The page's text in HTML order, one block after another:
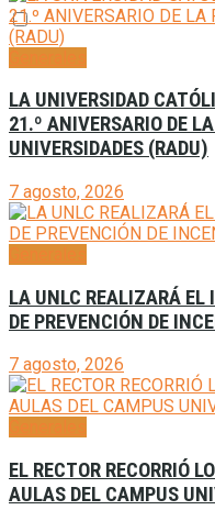
LA UNIVERSIDAD
21.º ANIVERSARIO DE
UNIVERSIDADES (RADU)
7 agosto, 2026
LA UNLC REALIZARÁ EL
DE PREVENCIÓN DE
7 agosto, 2026
EL RECTOR RECORRIÓ
AULAS DEL CAMPUS